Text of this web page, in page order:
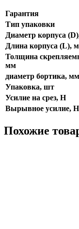
Гарантия
Тип упаковки
Диаметр корпуса
Длина корпуса (L),
Толщина
мм
диаметр бортика, мм
Упаковка, шт
Усилие на срез, Н
Вырывное усилие, Н
Похожие